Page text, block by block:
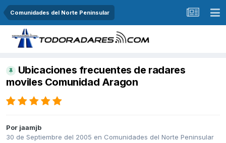
Comunidades del Norte Peninsular
Ubicaciones frecuentes de radares
moviles Comunidad Aragon
Por jaamjb
30 de Septiembre del 2005 en Comunidades del Norte Peninsular